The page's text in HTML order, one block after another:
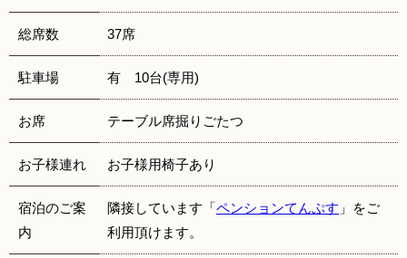
総席数 37席
駐車場 有 10台(専用)
お席 テーブル席掘りごたつ
お子様連れ お子様用椅子あり
宿泊のご案
内
隣接しています「ペンションてんぷす 」をご
利用頂けます。